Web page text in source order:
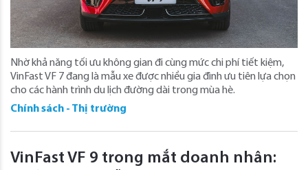
Nhờ khả năng tối ưu không gian đi cùng mức chi phí tiết kiệm,
VinFast VF 7 đang là mẫu xe được nhiều gia đình ưu tiên lựa chọn
cho các hành trình du lịch đường dài trong mùa hè.
Chính sách - Thị trường
VinFast VF 9 trong mắt doanh nhân: